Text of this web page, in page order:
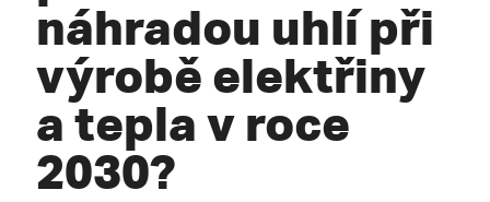
náhradou uhlí při
výrobě elektřiny
a tepla v roce
2030?